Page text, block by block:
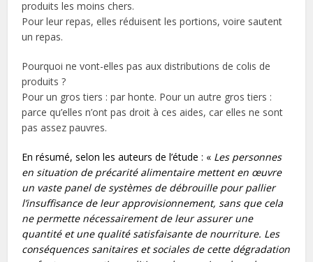
produits les moins chers.
Pour leur repas, elles réduisent les portions, voire sautent
un repas.
Pourquoi ne vont-elles pas aux distributions de colis de
produits ?
Pour un gros tiers : par honte. Pour un autre gros tiers :
parce qu’elles n’ont pas droit à ces aides, car elles ne sont
pas assez pauvres.
En résumé, selon les auteurs de l’étude : « Les personnes
en situation de précarité alimentaire mettent en œuvre
un vaste panel de systèmes de débrouille pour pallier
l’insuffisance de leur approvisionnement, sans que cela
ne permette nécessairement de leur assurer une
quantité et une qualité satisfaisante de nourriture. Les
conséquences sanitaires et sociales de cette dégradation